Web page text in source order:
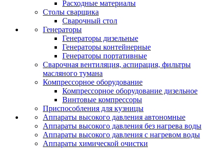
Расходные материалы
Столы сварщика
Сварочный стол
Генераторы
Генераторы дизельные
Генераторы контейнерные
Генераторы портативные
Сварочная вентиляция, аспирация, фильтры
масляного тумана
Компрессорное оборудование
Компрессорное оборудование дизельное
Винтовые компрессоры
Приспособления для кузницы
Аппараты высокого давления автономные
Аппараты высокого давления без нагрева воды
Аппараты высокого давления с нагревом воды
Аппараты химической очистки